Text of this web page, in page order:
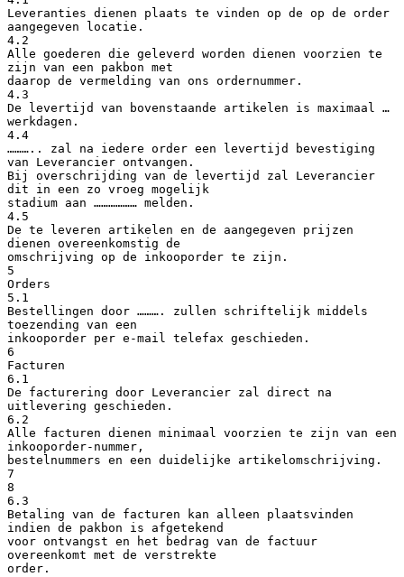
Leveranties dienen plaats te vinden op de op de order
aangegeven locatie.
4.2
Alle goederen die geleverd worden dienen voorzien te
zijn van een pakbon met
daarop de vermelding van ons ordernummer.
4.3
De levertijd van bovenstaande artikelen is maximaal …
werkdagen.
4.4
……….. zal na iedere order een levertijd bevestiging
van Leverancier ontvangen.
Bij overschrijding van de levertijd zal Leverancier
dit in een zo vroeg mogelijk
stadium aan ……………… melden.
4.5
De te leveren artikelen en de aangegeven prijzen
dienen overeenkomstig de
omschrijving op de inkooporder te zijn.
5
Orders
5.1
Bestellingen door ………. zullen schriftelijk middels
toezending van een
inkooporder per e-mail telefax geschieden.
6
Facturen
6.1
De facturering door Leverancier zal direct na
uitlevering geschieden.
6.2
Alle facturen dienen minimaal voorzien te zijn van een
inkooporder-nummer,
bestelnummers en een duidelijke artikelomschrijving.
7
8
6.3
Betaling van de facturen kan alleen plaatsvinden
indien de pakbon is afgetekend
voor ontvangst en het bedrag van de factuur
overeenkomt met de verstrekte
order.